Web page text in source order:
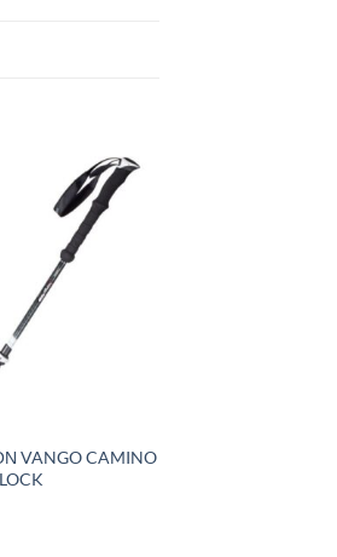
Add to
VANGO CAMINO